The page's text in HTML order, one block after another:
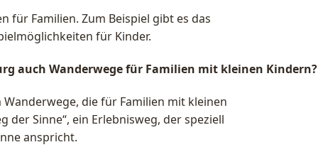
für Familien. Zum Beispiel gibt es das
für Kinder.
auch Wanderwege für Familien mit kleinen Kindern?
die für Familien mit kleinen
der Sinne“, ein Erlebnisweg, der speziell
anspricht.